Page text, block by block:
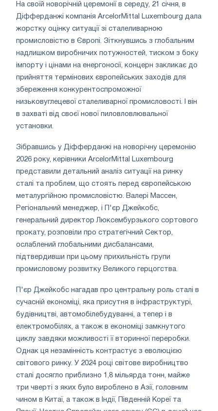
На своїй новорічній церемонії в середу, 21 січня, в
Діфферданжі компанія ArcelorMittal Luxembourg дала
жорстку оцінку ситуації зі сталеливарною
промисловістю в Європі. Зіткнувшись з глобальним
надлишком виробничих потужностей, тиском з боку
імпорту і цінами на енергоносії, концерн закликає до
прийняття термінових європейських заходів для
збереження конкурентоспроможної
низьковуглецевої сталеливарної промисловості. І він
в захваті від своєї нової пиловловлювальної
установки.
Зібравшись у Діфферданжі на новорічну церемонію
2026 року, керівники ArcelorMittal Luxembourg
представили детальний аналіз ситуації на ринку
сталі та проблем, що стоять перед європейською
металургійною промисловістю. Валері Массен,
Регіональний менеджер, і П'єр Джейкобс,
генеральний директор Люксембурзького сортового
прокату, розповіли про стратегічний Сектор,
ослаблений глобальними дисбалансами,
підтвердивши при цьому прихильність групи
промисловому розвитку Великого герцогства.
П'єр Джейкобс нагадав про центральну роль сталі в
сучасній економіці, яка присутня в інфраструктурі,
будівництві, автомобілебудуванні, а тепер і в
електромобілях, а також в економіці замкнутого
циклу завдяки можливості її вторинної переробки.
Однак ця незамінність контрастує з еволюцією
світового ринку. У 2024 році світове виробництво
сталі досягло приблизно 1,8 мільярда тонн, майже
три чверті з яких було вироблено в Азії, головним
чином в Китаї, а також в Індії, Південній Кореї та